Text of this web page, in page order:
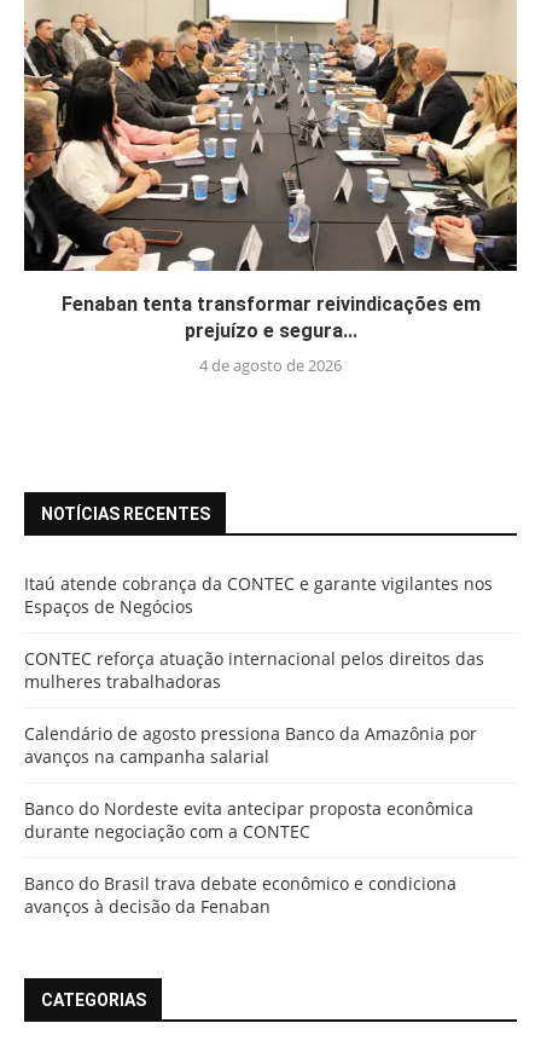
Fenaban tenta transformar reivindicações em
prejuízo e segura...
4 de agosto de 2026
NOTÍCIAS RECENTES
Itaú atende cobrança da CONTEC e garante vigilantes nos
Espaços de Negócios
CONTEC reforça atuação internacional pelos direitos das
mulheres trabalhadoras
Calendário de agosto pressiona Banco da Amazônia por
avanços na campanha salarial
Banco do Nordeste evita antecipar proposta econômica
durante negociação com a CONTEC
Banco do Brasil trava debate econômico e condiciona
avanços à decisão da Fenaban
CATEGORIAS